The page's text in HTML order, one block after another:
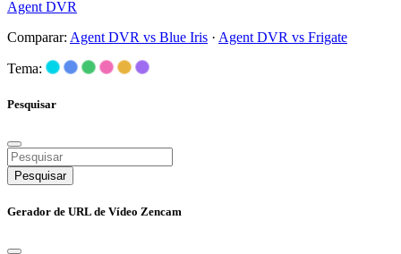
Agent DVR
Comparar: Agent DVR vs Blue Iris · Agent DVR vs Frigate
Tema:
Pesquisar
Pesquisar
Gerador de URL de Vídeo Zencam